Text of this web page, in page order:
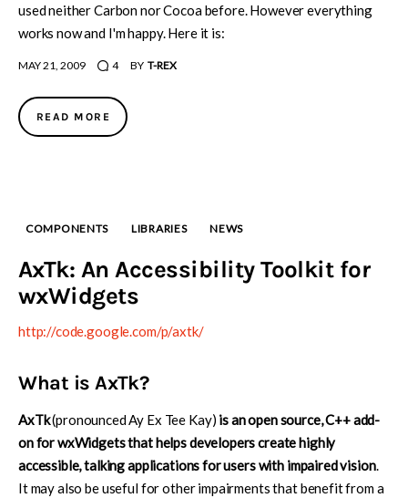
used neither Carbon nor Cocoa before. However everything
works now and I'm happy. Here it is:
MAY 21, 2009 4 BY T-REX
READ MORE
COMPONENTS LIBRARIES NEWS
AxTk: An Accessibility Toolkit for
wxWidgets
http://code.google.com/p/axtk/
What is AxTk?
AxTk(pronounced Ay Ex Tee Kay) is an open source, C++ add-
on for wxWidgets that helps developers create highly
accessible, talking applications for users with impaired vision.
It may also be useful for other impairments that benefit from a